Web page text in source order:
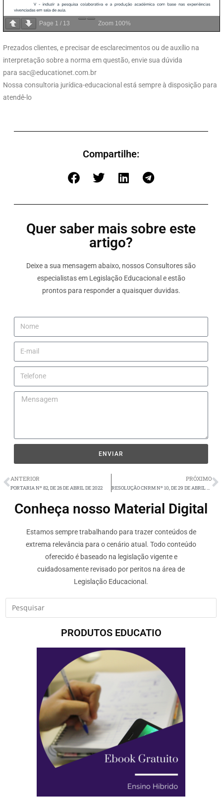
Page 1 / 13 Zoom 100%
Prezados clientes, e precisar de esclarecimentos ou de auxílio na
interpretação sobre a norma em questão, envie sua dúvida
para sac@educationet.com.br
Nossa consultoria jurídica-educacional está sempre à disposição para
atendê-lo
Compartilhe:
Quer saber mais sobre este
artigo?
Deixe a sua mensagem abaixo, nossos Consultores são
especialistas em Legislação Educacional e estão
prontos para responder a quaisquer duvidas.
ENVIAR
ANTERIOR
PORTARIA Nº 82, DE 26 DE ABRIL DE 2022
PRÓXIMO
RESOLUÇÃO CNRM Nº 10, DE 29 DE ABRIL DE 2022
Conheça nosso Material Digital
Estamos sempre trabalhando para trazer conteúdos de
extrema relevância para o cenário atual. Todo conteúdo
oferecido é baseado na legislação vigente e
cuidadosamente revisado por peritos na área de
Legislação Educacional.
PRODUTOS EDUCATIO